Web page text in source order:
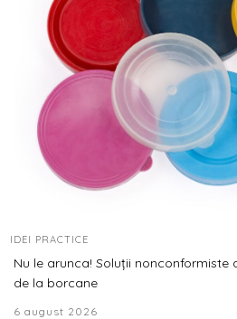
IDEI PRACTICE
Nu le arunca! Soluții
de la borcane
6 august 2026